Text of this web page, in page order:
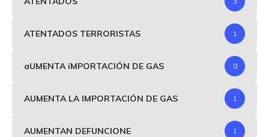
ATENTADOS TERRORISTAS 1
aUMENTA iMPORTACIÓN DE GAS 0
AUMENTA LA IMPORTACIÓN DE GAS 1
AUMENTAN DEFUNCIONE 1